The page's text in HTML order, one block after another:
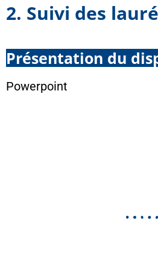
2. Suivi des
Présentation du
Powerpoint